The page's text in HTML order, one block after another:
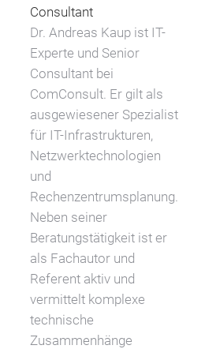
Consultant
Dr. Andreas Kaup ist IT-
Experte und Senior
Consultant bei
ComConsult. Er gilt als
ausgewiesener Spezialist
für IT-Infrastrukturen,
Netzwerktechnologien
und
Rechenzentrumsplanung.
Neben seiner
Beratungstätigkeit ist er
als Fachautor und
Referent aktiv und
vermittelt komplexe
technische
Zusammenhänge